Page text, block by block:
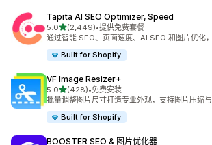
Tapita AI SEO Optimizer, Speed
5.0星（满分 5 星）
(2,449)
总共 2449 条评论
•提供免费套餐
通过智能 SEO、页面速度、AI SEO 和图片优化
Built for Shopify
VF Image Resizer+
5.0星（满分 5 星）
(428)
总共 428 条评论
•免费安装
批量调整图片尺寸打造专业外观，支持图片压缩
Built for Shopify
BOOSTER SEO & 图片优化器